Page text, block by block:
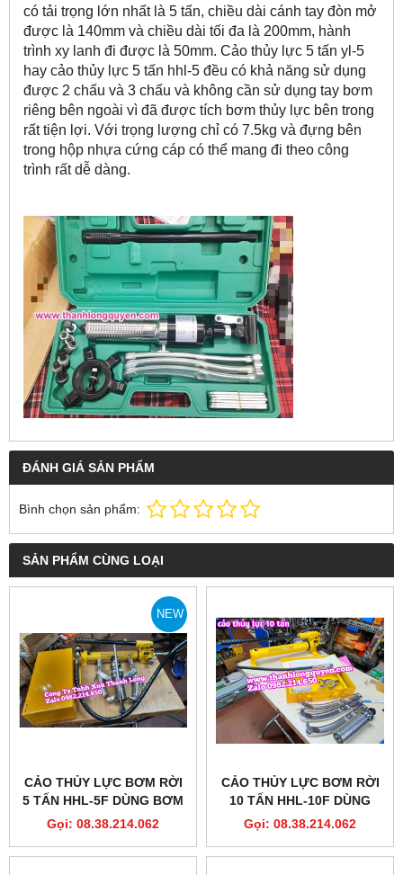
có tải trọng lớn nhất là 5 tấn, chiều dài cánh tay đòn mở
được là 140mm và chiều dài tối đa là 200mm, hành
trình xy lanh đi được là 50mm. Cảo thủy lực 5 tấn yl-5
hay cảo thủy lực 5 tấn hhl-5 đều có khả năng sử dụng
được 2 chấu và 3 chấu và không cần sử dụng tay bơm
riêng bên ngoài vì đã được tích bơm thủy lực bên trong
rất tiện lợi. Với trọng lượng chỉ có 7.5kg và đựng bên
trong hộp nhựa cứng cáp có thể mang đi theo công
trình rất dễ dàng.
ĐÁNH GIÁ SẢN PHẨM
Bình chọn sản phẩm:
SẢN PHẨM CÙNG LOẠI
NEW
CẢO THỦY LỰC BƠM RỜI
5 TẤN HHL-5F DÙNG BƠM
HHB-700C DÀI 200MM
Gọi: 08.38.214.062
CẢO THỦY LỰC BƠM RỜI
10 TẤN HHL-10F DÙNG
BƠM HHB-700 DÀI 250MM
Gọi: 08.38.214.062